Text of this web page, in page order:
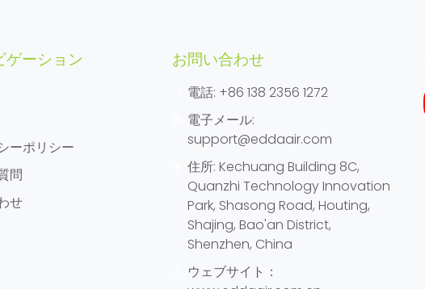
ゲーション
ーポリシー
問
せ
お問い合わせ
電話: +86 138 2356 1272
電子メール:
support@eddaair.com
住所: Kechuang Building 8C,
Quanzhi Technology Innovation
Park, Shasong Road, Houting,
Shajing, Bao'an District,
Shenzhen, China
ウェブサイト：